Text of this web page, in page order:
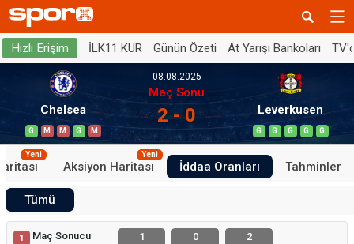
Hızlı Erişim İLK11 KUR Günün Özeti At Yarışı Bankoları
Chelsea
G M M G M
08.08.2025
Maç Sonu
2 - 0 Leverkusen
G G G G G
Yeni
Aksiyon Haritası
Yeni
İddaa Oranları Tahminler
Tümü
1 Maç Sonucu
1
0
2